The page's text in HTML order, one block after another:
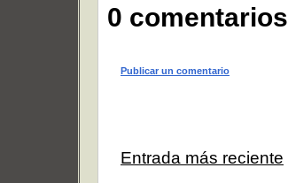
0 comentarios
Publicar un comentario
Entrada más reciente